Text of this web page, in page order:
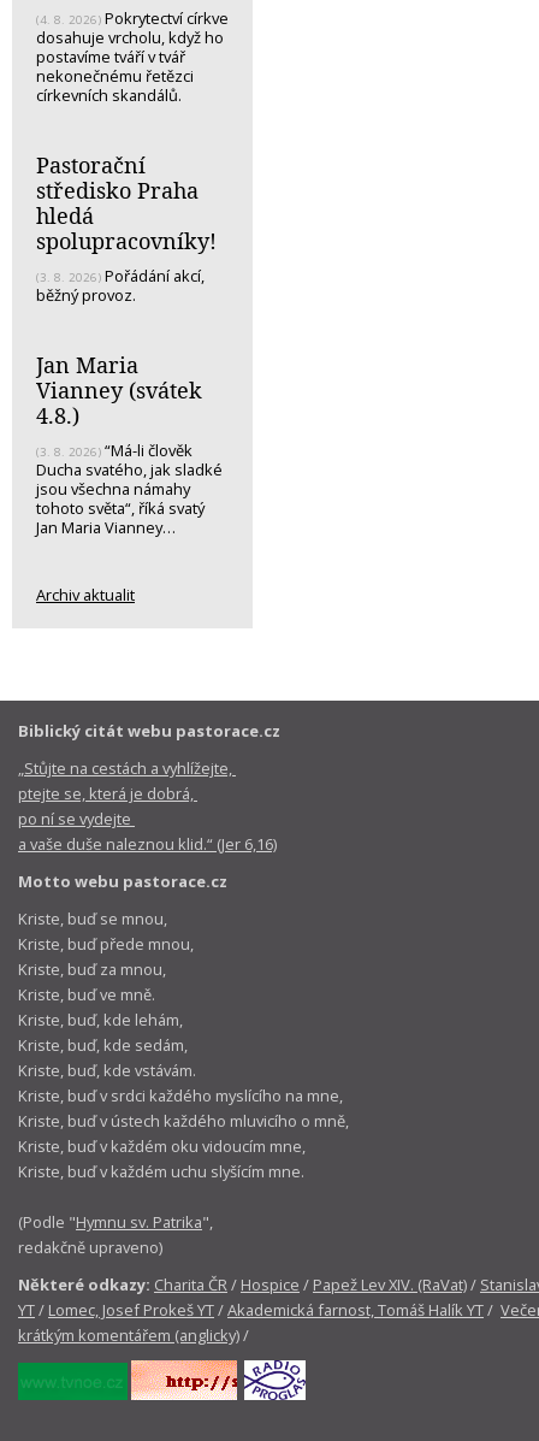
(4. 8. 2026) Pokrytectví církve
dosahuje vrcholu, když ho
postavíme tváří v tvář
nekonečnému řetězci
církevních skandálů.
Pastorační
středisko Praha
hledá
spolupracovníky!
(3. 8. 2026) Pořádání akcí,
běžný provoz.
Jan Maria
Vianney (svátek
4.8.)
(3. 8. 2026) “Má-li člověk
Ducha svatého, jak sladké
jsou všechna námahy
tohoto světa“, říká svatý
Jan Maria Vianney…
Archiv aktualit
Biblický citát webu pastorace.cz
„Stůjte na cestách a vyhlížejte,
ptejte se, která je dobrá,
po ní se vydejte
a vaše duše naleznou klid.“ (Jer 6,16)
Motto webu pastorace.cz
Kriste, buď se mnou,
Kriste, buď přede mnou,
Kriste, buď za mnou,
Kriste, buď ve mně.
Kriste, buď, kde lehám,
Kriste, buď, kde sedám,
Kriste, buď, kde vstávám.
Kriste, buď v srdci každého myslícího na mne,
Kriste, buď v ústech každého mluvicího o mně,
Kriste, buď v každém oku vidoucím mne,
Kriste, buď v každém uchu slyšícím mne.
(Podle "Hymnu sv. Patrika",
redakčně upraveno)
Některé odkazy: Charita ČR/ Hospice / Papež Lev XIV. (RaVat)/
YT/ Lomec, Josef Prokeš YT/Akademická farnost, Tomáš Halík YT/
krátkým komentářem (anglicky)/